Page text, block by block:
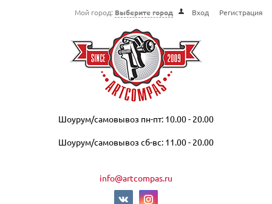
Мой город: Выберите город Вход Регистрация
Шоурум/самовывоз пн-пт: 10.00 - 20.00
Шоурум/самовывоз сб-вс: 11.00 - 20.00
info@artcompas.ru